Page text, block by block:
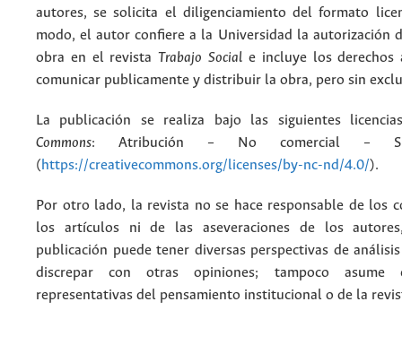
autores, se solicita el diligenciamiento del formato
modo, el autor confiere a la Universidad la autorización
obra en el revistaTrabajo Social e incluye los derechos
comunicar publicamente y distribuir la obra, pero sin
La publicación se realiza bajo las siguientes
Commons: Atribución – No comercial –
(https://creativecommons.org/licenses/by-nc-nd/4.0/).
Por otro lado, la revista no se hace responsable de los
los artículos ni de las aseveraciones de los
publicación puede tener diversas perspectivas de
discrepar con otras opiniones; tampoco asume
representativas del pensamiento institucional o de la